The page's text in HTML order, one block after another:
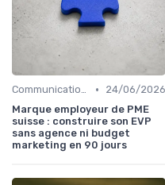
Communication et Culture d'Entreprise •
24/06/2026
Marque employeur de PME
suisse : construire son EVP
sans agence ni budget
marketing en 90 jours